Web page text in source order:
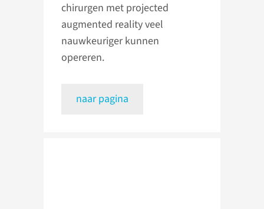
chirurgen met projected
augmented reality veel
nauwkeuriger kunnen
opereren.
naar pagina